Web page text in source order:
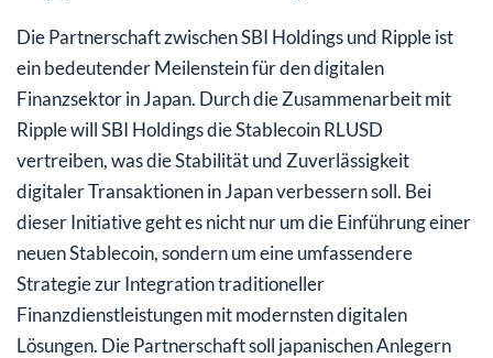
Die Partnerschaft zwischen SBI Holdings und Ripple ist
ein bedeutender Meilenstein für den digitalen
Finanzsektor in Japan. Durch die Zusammenarbeit mit
Ripple will SBI Holdings die Stablecoin RLUSD
vertreiben, was die Stabilität und Zuverlässigkeit
digitaler Transaktionen in Japan verbessern soll. Bei
dieser Initiative geht es nicht nur um die Einführung einer
neuen Stablecoin, sondern um eine umfassendere
Strategie zur Integration traditioneller
Finanzdienstleistungen mit modernsten digitalen
Lösungen. Die Partnerschaft soll japanischen Anlegern